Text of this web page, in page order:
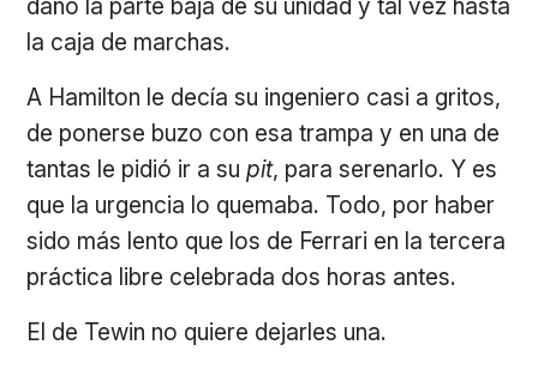
dañó la parte baja de su unidad y tal vez hasta
la caja de marchas.
A Hamilton le decía su ingeniero casi a gritos,
de ponerse buzo con esa trampa y en una de
tantas le pidió ir a supit, para serenarlo. Y es
que la urgencia lo quemaba. Todo, por haber
sido más lento que los de Ferrari en la tercera
práctica libre celebrada dos horas antes.
El de Tewin no quiere dejarles una.